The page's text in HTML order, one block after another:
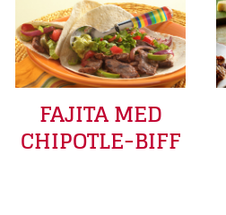
FAJITA MED
CHIPOTLE-BIFF